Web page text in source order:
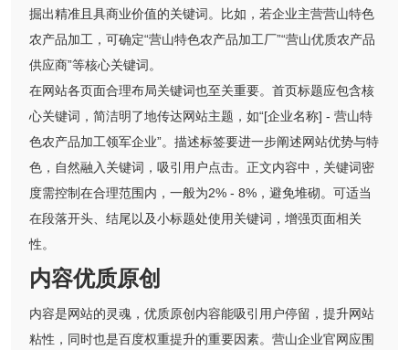
掘出精准且具商业价值的关键词。比如，若企业主营营山特色
农产品加工，可确定“营山特色农产品加工厂”“营山优质农产品
供应商”等核心关键词。
在网站各页面合理布局关键词也至关重要。首页标题应包含核
心关键词，简洁明了地传达网站主题，如“[企业名称] - 营山特
色农产品加工领军企业”。描述标签要进一步阐述网站优势与特
色，自然融入关键词，吸引用户点击。正文内容中，关键词密
度需控制在合理范围内，一般为2% - 8%，避免堆砌。可适当
在段落开头、结尾以及小标题处使用关键词，增强页面相关
性。
内容优质原创
内容是网站的灵魂，优质原创内容能吸引用户停留，提升网站
粘性，同时也是百度权重提升的重要因素。营山企业官网应围